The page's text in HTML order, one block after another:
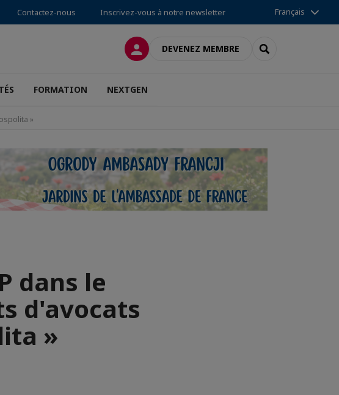
Contactez-nous Inscrivez-vous à notre newsletter Français
CONNEXIONDEVENEZ MEMBRE RECHERCHER
FORMATION NEXTGEN
»
dans le
d'avocats
»